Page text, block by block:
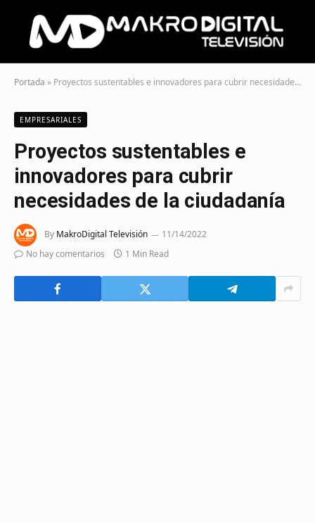
Portada » Proyectos sustentables e innovadores para cubrir necesidades de la ciudadanía
EMPRESARIALES
Proyectos sustentables e
innovadores para cubrir
necesidades de la ciudadanía
By MakroDigital Televisión
11/14/2022
No hay comentarios
1 Min Read